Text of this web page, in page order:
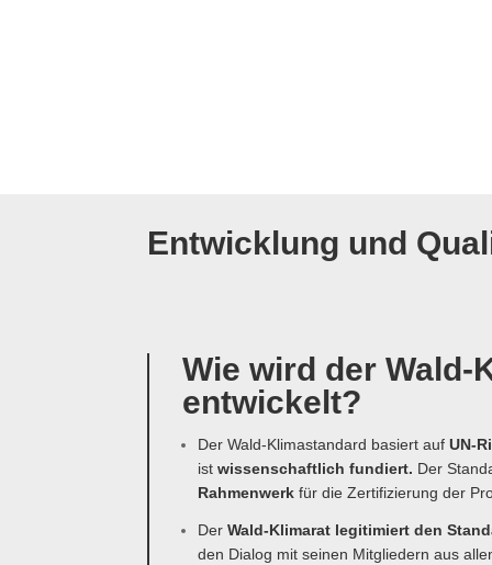
Entwicklung und
Wie wird der Wald-
entwickelt?
Der Wald-Klimastandard basiert auf UN-
ist wissenschaftlich fundiert. Der
Rahmenwerk für die Zertifizierung der
Der Wald-Klimarat legitimiert den
den Dialog mit seinen Mitgliedern aus